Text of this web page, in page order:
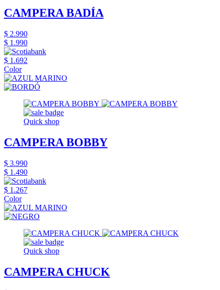
CAMPERA BADÍA
$ 2.990
$ 1.990
$ 1.692
Color
Quick shop
CAMPERA BOBBY
$ 3.990
$ 1.490
$ 1.267
Color
Quick shop
CAMPERA CHUCK